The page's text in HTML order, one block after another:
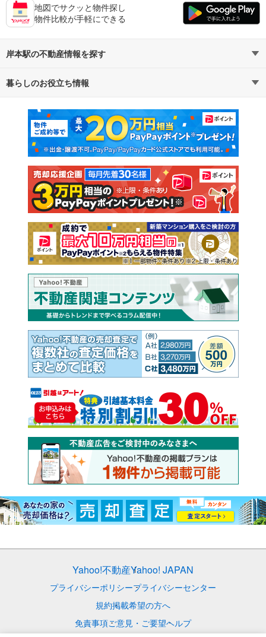
地図でサクッと物件探し
物件比較が手軽にできる
岸本駅の不動産情報を探す
不動産・住宅
新築マンション 中古マンション
新築一戸建て 中古一戸建て
注文住宅 土地
売却査定
暮らしのお役立ち情報
マンションカタログ 教えて！住まいの先生
Yahoo!不動産Yahoo! JAPAN
プライバシーポリシープライバシーセンター
規約掲載希望の方へ
免責事項ご意見・ご要望ヘルプ